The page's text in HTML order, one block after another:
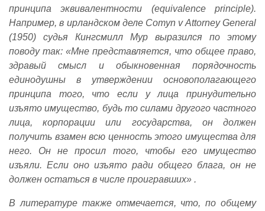
принципа эквивалентности (equivalence principle).
Например, в ирландском деле Comyn v Attorney General
(1950) судья Кингсмилл Мур выразился по этому
поводу так: «Мне представляется, что общее право,
здравый смысл и обыкновенная порядочность
единодушны в утверждении основополагающего
принципа того, что если у лица принудительно
изъято имущество, будь то силами другого частного
лица, корпорации или государства, он должен
получить взамен всю ценность этого имущества для
него. Он не просил того, чтобы его имущество
изъяли. Если оно изъято ради общего блага, он не
должен остаться в числе проигравших» .
В литературе также отмечается, что, по общему